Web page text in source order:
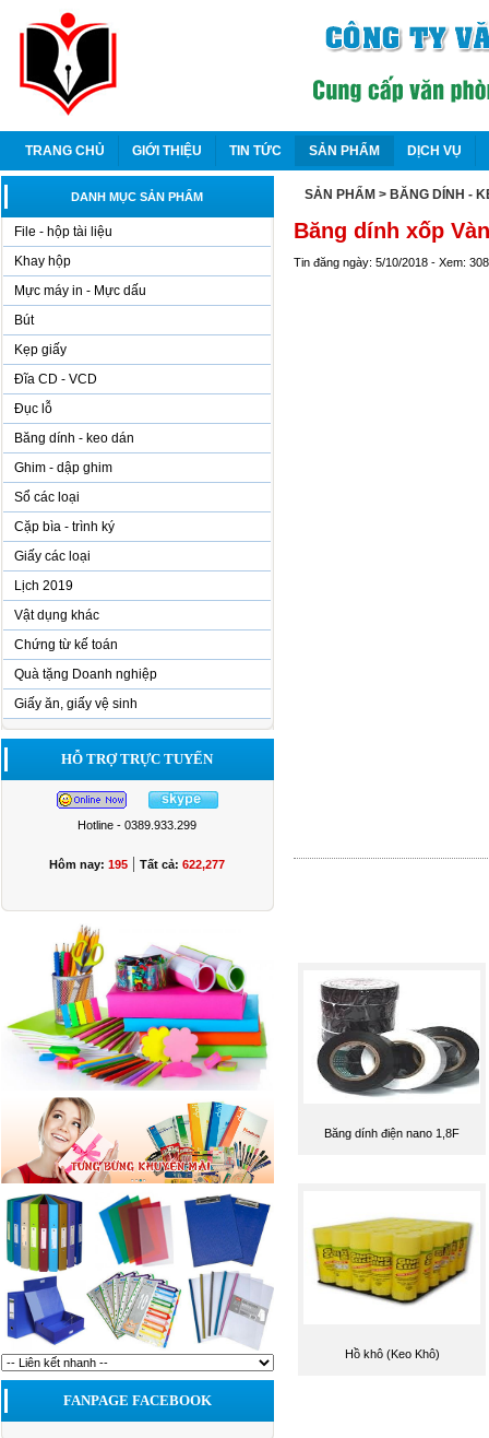
TRANG CHỦ GIỚI THIỆU TIN TỨC SẢN PHẨM DỊCH VỤ
DANH MỤC SẢN PHẨM
File - hộp tài liệu
Khay hộp
Mực máy in - Mực dấu
Bút
Kẹp giấy
Đĩa CD - VCD
Đục lỗ
Băng dính - keo dán
Ghim - dập ghim
Sổ các loại
Cặp bìa - trình ký
Giấy các loại
Lịch 2019
Vật dụng khác
Chứng từ kế toán
Quà tặng Doanh nghiệp
Giấy ăn, giấy vệ sinh
HỖ TRỢ TRỰC TUYẾN
Hotline - 0389.933.299
Hôm nay: 195 | Tất cả: 622,277
FANPAGE FACEBOOK
SẢN PHẨM > BĂNG DÍNH -
Băng dính xốp
Tin đăng ngày: 5/10/2018 - Xem:
Băng dính điện nano 1,8F
Hồ khô (Keo Khô)